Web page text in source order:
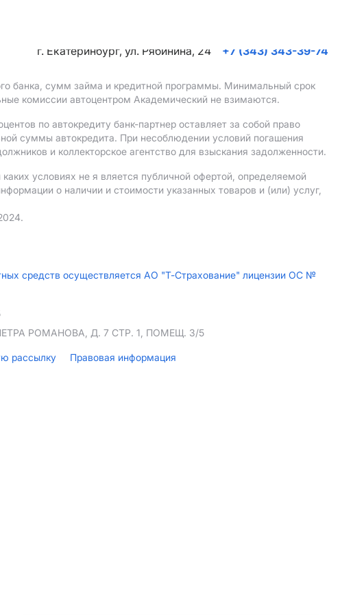
г. Екатеринбург, ул. Рябинина, 24
+7 (343) 343-39-74
банка, сумм займа и кредитной программы. Минимальный срок
комиссии автоцентром Академический не взимаются.
по автокредиту банк-партнер оставляет за собой право
суммы автокредита. При несоблюдении условий погашения
и коллекторское агентство для взыскания задолженности.
условиях не я вляется публичной офертой, определяемой
о наличии и стоимости указанных товаров и (или) услуг,
средств осуществляется АО "Т-Страхование" лицензии ОС №
РОМАНОВА, Д. 7 СТР. 1, ПОМЕЩ. 3/5
рассылку Правовая информация